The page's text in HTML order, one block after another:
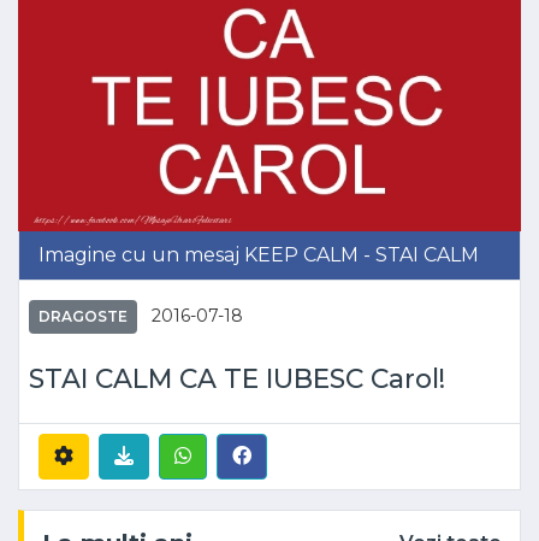
Imagine cu un mesaj KEEP CALM - STAI CALM
DRAGOSTE 2016-07-18
STAI CALM CA TE IUBESC Carol!